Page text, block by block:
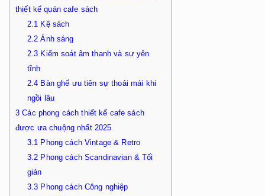
thiết kế quán cafe sách
2.1 Kệ sách
2.2 Ánh sáng
2.3 Kiểm soát âm thanh và sự yên
tĩnh
2.4 Bàn ghế ưu tiên sự thoải mái khi
ngồi lâu
3 Các phong cách thiết kế cafe sách
được ưa chuộng nhất 2025
3.1 Phong cách Vintage & Retro
3.2 Phong cách Scandinavian & Tối
giản
3.3 Phong cách Công nghiệp